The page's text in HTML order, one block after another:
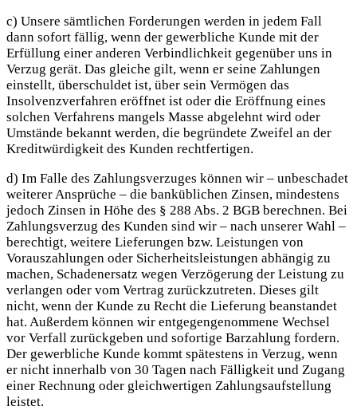
c) Unsere sämtlichen Forderungen werden in jedem Fall
dann sofort fällig, wenn der gewerbliche Kunde mit der
Erfüllung einer anderen Verbindlichkeit gegenüber uns in
Verzug gerät. Das gleiche gilt, wenn er seine Zahlungen
einstellt, überschuldet ist, über sein Vermögen das
Insolvenzverfahren eröffnet ist oder die Eröffnung eines
solchen Verfahrens mangels Masse abgelehnt wird oder
Umstände bekannt werden, die begründete Zweifel an der
Kreditwürdigkeit des Kunden rechtfertigen.
d) Im Falle des Zahlungsverzuges können wir – unbeschadet
weiterer Ansprüche – die banküblichen Zinsen, mindestens
jedoch Zinsen in Höhe des § 288 Abs. 2 BGB berechnen. Bei
Zahlungsverzug des Kunden sind wir – nach unserer Wahl –
berechtigt, weitere Lieferungen bzw. Leistungen von
Vorauszahlungen oder Sicherheitsleistungen abhängig zu
machen, Schadenersatz wegen Verzögerung der Leistung zu
verlangen oder vom Vertrag zurückzutreten. Dieses gilt
nicht, wenn der Kunde zu Recht die Lieferung beanstandet
hat. Außerdem können wir entgegengenommene Wechsel
vor Verfall zurückgeben und sofortige Barzahlung fordern.
Der gewerbliche Kunde kommt spätestens in Verzug, wenn
er nicht innerhalb von 30 Tagen nach Fälligkeit und Zugang
einer Rechnung oder gleichwertigen Zahlungsaufstellung
leistet.